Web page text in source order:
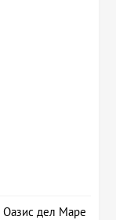
Оазис дел Маре